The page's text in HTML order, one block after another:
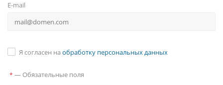
E-mail
Я согласен на обработку персональных данных
* — Обязательные поля